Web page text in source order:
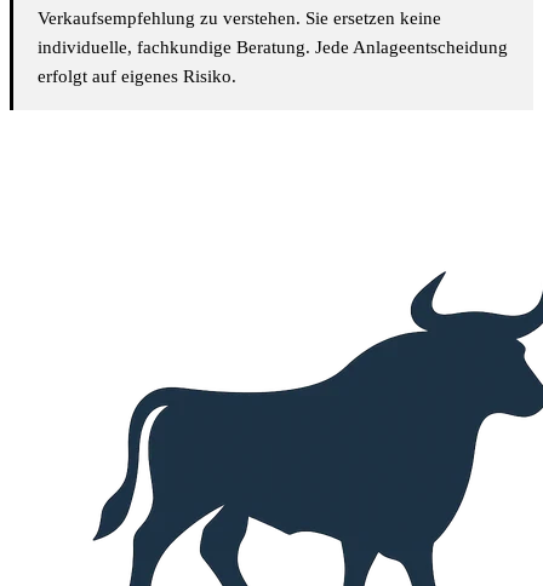
Verkaufsempfehlung zu verstehen. Sie ersetzen keine
individuelle, fachkundige Beratung. Jede Anlageentscheidung
erfolgt auf eigenes Risiko.